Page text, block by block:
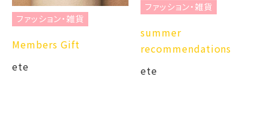
ファッション・雑貨
Members Gift
ete
ファッション・雑貨
summer
recommendations
ete